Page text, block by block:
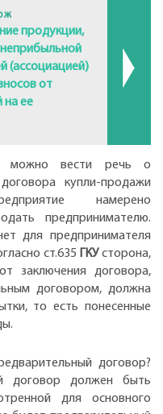
продукции,
(ассоциацией)
от
на ее
можно вести речь о
купли-продажи
намерено
предпринимателю.
для предпринимателя
ст.635
ГКУсторона,
заключения договора,
договором, должна
то есть понесенные
договор?
договор должен быть
для основного